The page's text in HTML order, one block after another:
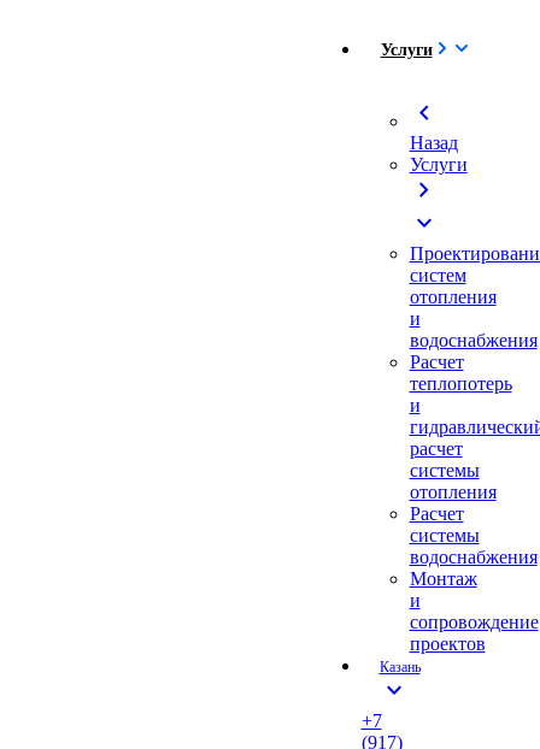
Услуги
chevron_left
Назад
Услуги
chevron_right
expand_more
систем
отопления
и
водоснабжения
Расчет
теплопотерь
и
расчет
системы
отопления
Расчет
системы
водоснабжения
Монтаж
и
сопровождение
проектов
Казань
expand_more
+7
(917)